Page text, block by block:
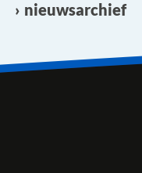
nieuwsarchief